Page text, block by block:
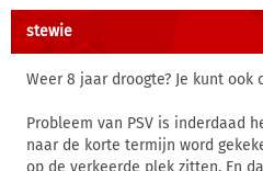
stewie
Weer 8 jaar droogte? Je kunt
Probleem van PSV is inderdaad
naar de korte termijn word
op de verkeerde plek zitten. En